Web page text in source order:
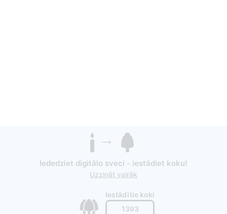
Iededziet digitālo sveci - iestādiet koku!
Uzzināt vairāk
Iestādītie koki
1393